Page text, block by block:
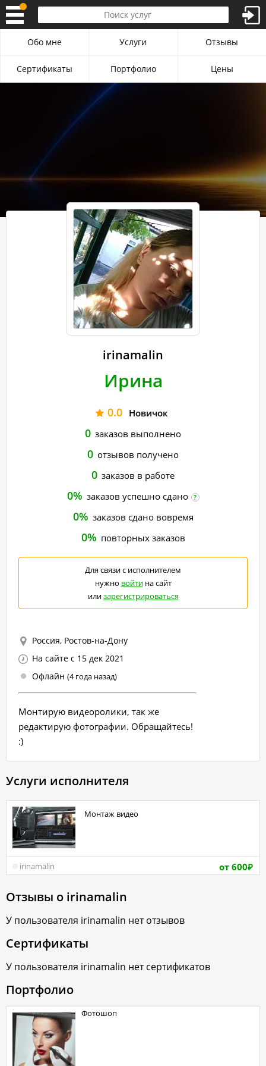
irinamalin
Ирина
0.0 Новичок
0 заказов выполнено
0 отзывов получено
0 заказов в работе
0% заказов успешно сдано ?
0% заказов сдано вовремя
0% повторных заказов
Для связи с исполнителем
нужно войтина сайт
илизарегистрироваться
Россия, Ростов-на-Дону
На сайте с 15 дек 2021
Офлайн (4 года назад)
Монтирую видеоролики, так же
редактирую фотографии. Обращайтесь!
:)
Обо мне Услуги Отзывы
Сертификаты Портфолио Цены
Услуги исполнителя
Монтаж видео
от 600₽
irinamalin
Отзывы о irinamalin
У пользователя irinamalin нет отзывов
Сертификаты
У пользователя irinamalin нет сертификатов
Портфолио
Фотошоп